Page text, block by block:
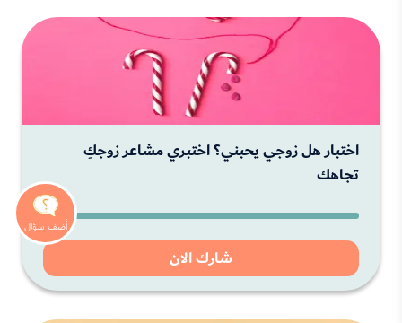
اختبار هل زوجي يحبني؟ اختبري مشاعر زوجكِ
تجاهك
شارك الان